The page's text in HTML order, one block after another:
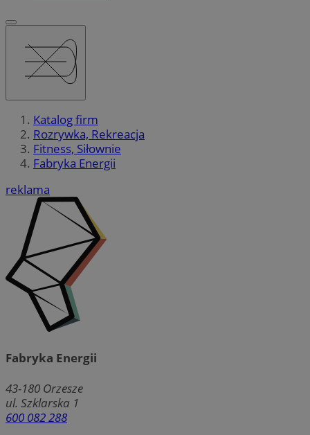
Katalog firm
Rozrywka, Rekreacja
Fitness, Siłownie
Fabryka Energii
reklama
Fabryka Energii
43-180 Orzesze
ul. Szklarska 1
600 082 288